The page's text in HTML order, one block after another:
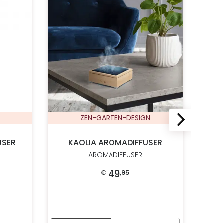
ZEN-GARTEN-DESIGN
KAOLIA AROMADIFFUSER
AROMADIFFUSER
€ 49,95